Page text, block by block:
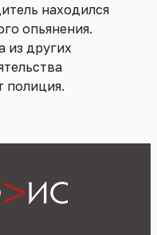
находился
опьянения.
из других
полиция.